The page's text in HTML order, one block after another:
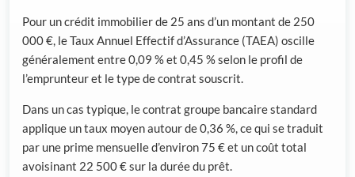
Pour un crédit immobilier de 25 ans d’un montant de 250
000 €, le Taux Annuel Effectif d’Assurance (TAEA) oscille
généralement entre 0,09 % et 0,45 % selon le profil de
l’emprunteur et le type de contrat souscrit.
Dans un cas typique, le contrat groupe bancaire standard
applique un taux moyen autour de 0,36 %, ce qui se traduit
par une prime mensuelle d’environ 75 € et un coût total
avoisinant 22 500 € sur la durée du prêt.